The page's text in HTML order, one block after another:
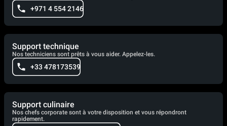
+971 4 554 2146
Support technique
Nos techniciens sont prêts à vous aider. Appelez-les.
+33 478173539
Support culinaire
Nos chefs corporate sont à votre disposition et vous répondront
rapidement.